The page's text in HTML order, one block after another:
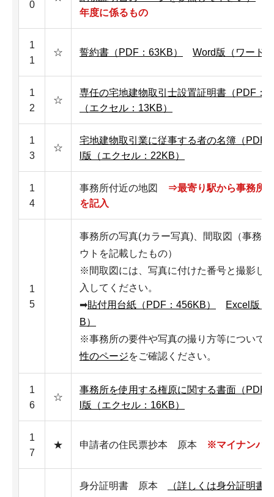
0
年度に係るもの
1
1
☆ 誓約書（PDF：63KB） Word版（ワード
1
2
☆
専任の宅地建物取引士設置証明書（PDF：
（エクセル：13KB）
1
3
☆
宅地建物取引業に従事する者の名簿（PDF
l版（エクセル：22KB）
1
4
事務所付近の地図
⇒最寄り駅から事務所
を記入
1
5
事務所の写真(カラー写真)、間取図（事務
ウトを記載したもの）
※間取図には、写真に付けた番号と撮影し
入してください。
➡貼付用台紙（PDF：456KB）
Excel版（
B）
※事務所の要件や写真の撮り方等について
性のページをご確認ください。
1
6
☆
事務所を使用する権原に関する書面（PDF
l版（エクセル：16KB）
1
7
★ 申請者の住民票抄本 原本 ※マイナンバ
身分証明書 原本
（詳しくは身分証明書